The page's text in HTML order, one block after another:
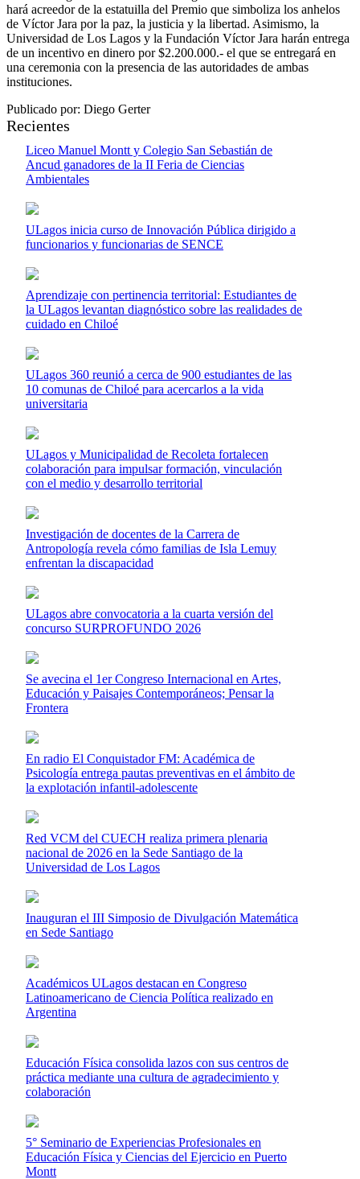
hará acreedor de la estatuilla del Premio que simboliza los anhelos
de Víctor Jara por la paz, la justicia y la libertad. Asimismo, la
Universidad de Los Lagos y la Fundación Víctor Jara harán entrega
de un incentivo en dinero por $2.200.000.- el que se entregará en
una ceremonia con la presencia de las autoridades de ambas
instituciones.
Publicado por: Diego Gerter
Recientes
Liceo Manuel Montt y Colegio San Sebastián de
Ancud ganadores de la II Feria de Ciencias
Ambientales
ULagos inicia curso de Innovación Pública dirigido a
funcionarios y funcionarias de SENCE
Aprendizaje con pertinencia territorial: Estudiantes de
la ULagos levantan diagnóstico sobre las realidades de
cuidado en Chiloé
ULagos 360 reunió a cerca de 900 estudiantes de las
10 comunas de Chiloé para acercarlos a la vida
universitaria
ULagos y Municipalidad de Recoleta fortalecen
colaboración para impulsar formación, vinculación
con el medio y desarrollo territorial
Investigación de docentes de la Carrera de
Antropología revela cómo familias de Isla Lemuy
enfrentan la discapacidad
ULagos abre convocatoria a la cuarta versión del
concurso SURPROFUNDO 2026
Se avecina el 1er Congreso Internacional en Artes,
Educación y Paisajes Contemporáneos; Pensar la
Frontera
En radio El Conquistador FM: Académica de
Psicología entrega pautas preventivas en el ámbito de
la explotación infantil-adolescente
Red VCM del CUECH realiza primera plenaria
nacional de 2026 en la Sede Santiago de la
Universidad de Los Lagos
Inauguran el III Simposio de Divulgación Matemática
en Sede Santiago
Académicos ULagos destacan en Congreso
Latinoamericano de Ciencia Política realizado en
Argentina
Educación Física consolida lazos con sus centros de
práctica mediante una cultura de agradecimiento y
colaboración
5° Seminario de Experiencias Profesionales en
Educación Física y Ciencias del Ejercicio en Puerto
Montt